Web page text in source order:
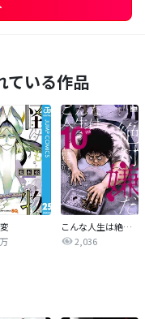
ている作品
こんな人生は絶対嫌だ
2,036